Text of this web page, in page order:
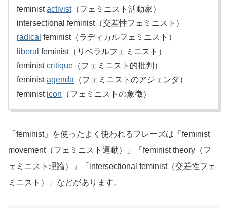
feministactivist（フェミニスト活動家）
intersectional feminist（交差性フェミニスト）
radical feminist（ラディカルフェミニスト）
liberal feminist（リベラルフェミニスト）
feministcritique （フェミニスト的批判）
feministagenda （フェミニストのアジェンダ）
feminist icon （フェミニストの象徴）
「feminist」を使ったよく使われるフレーズは「feminist
movement（フェミニスト運動）」「feminist theory（フ
ェミニスト理論）」「intersectional feminist（交差性フェ
ミニスト）」などがあります。